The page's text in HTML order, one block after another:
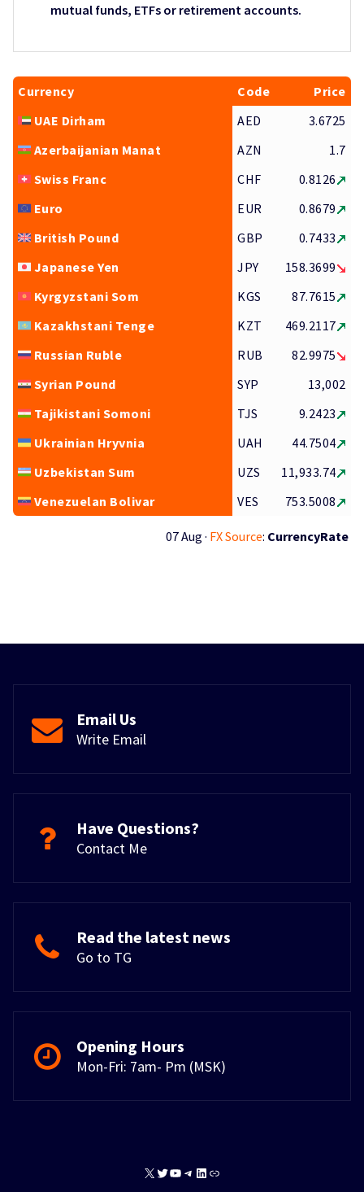
mutual funds, ETFs or retirement accounts.
Currency Code
Price
UAE Dirham
AED
3.6725
Azerbaijanian Manat
AZN
1.7
Swiss Franc
CHF
0.8126
Euro
EUR
0.8679
British Pound
GBP
0.7433
Japanese Yen
JPY
158.3699
Kyrgyzstani Som
KGS
87.7615
Kazakhstani Tenge
KZT
469.2117
Russian Ruble
RUB
82.9975
Syrian Pound
SYP
13,002
Tajikistani Somoni
TJS
9.2423
Ukrainian Hryvnia
UAH
44.7504
Uzbekistan Sum
UZS
11,933.74
Venezuelan Bolivar
VES 753.5008
07 Aug · FX Source: CurrencyRate
Email Us
Write Email
Have Questions?
Contact Me
Read the latest news
Go to TG
Opening Hours
Mon-Fri: 7am- Pm (MSK)
X TwitterYouTube
Telegram